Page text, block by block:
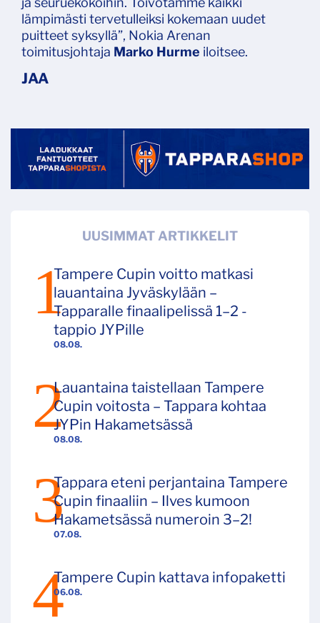
lämpimästi tervetulleiksi kokemaan uudet
puitteet syksyllä”, Nokia Arenan
toimitusjohtaja Marko Hurme iloitsee.
UUSIMMAT ARTIKKELIT
08.08.
Tampere Cupin voitto matkasi
lauantaina Jyväskylään –
Tapparalle finaalipelissä 1–2 -
tappio JYPille
08.08.
Lauantaina taistellaan Tampere
Cupin voitosta – Tappara kohtaa
JYPin Hakametsässä
07.08.
Tappara eteni perjantaina Tampere
Cupin finaaliin – Ilves kumoon
Hakametsässä numeroin 3–2!
06.08.
Tampere Cupin kattava infopaketti